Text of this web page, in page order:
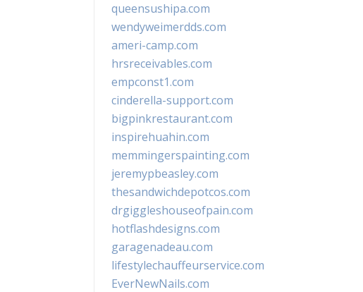
queensushipa.com
wendyweimerdds.com
ameri-camp.com
hrsreceivables.com
empconst1.com
cinderella-support.com
bigpinkrestaurant.com
inspirehuahin.com
memmingerspainting.com
jeremypbeasley.com
thesandwichdepotcos.com
drgiggleshouseofpain.com
hotflashdesigns.com
garagenadeau.com
lifestylechauffeurservice.com
EverNewNails.com